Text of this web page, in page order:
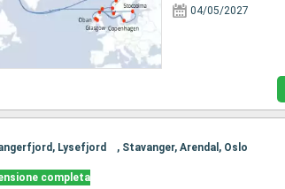
04/05/2027
Lysefjord , Stavanger, Arendal, Oslo
completa